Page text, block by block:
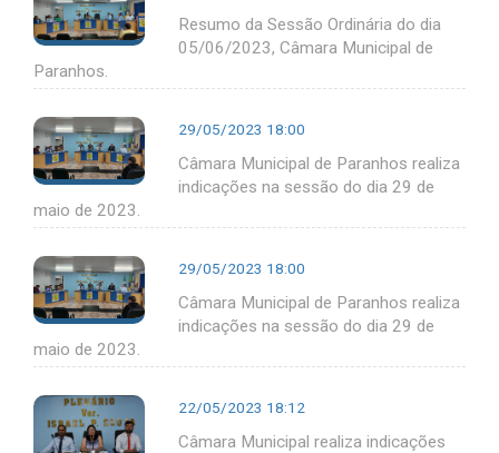
Resumo da Sessão Ordinária do dia
05/06/2023, Câmara Municipal de
Paranhos.
29/05/2023 18:00
Câmara Municipal de Paranhos realiza
indicações na sessão do dia 29 de
maio de 2023.
29/05/2023 18:00
Câmara Municipal de Paranhos realiza
indicações na sessão do dia 29 de
maio de 2023.
22/05/2023 18:12
Câmara Municipal realiza indicações